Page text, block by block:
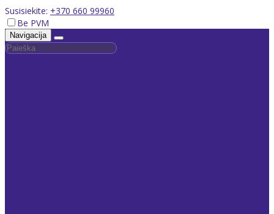
Susisiekite: +370 660 99960
Be PVM
Navigacija